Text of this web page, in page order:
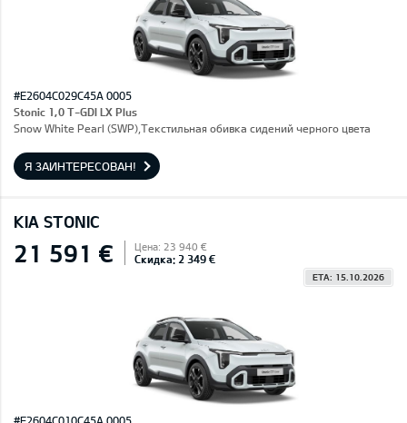
#E2604C029C45A 0005
Stonic 1,0 T-GDI LX Plus
Snow White Pearl (SWP),Текстильная обивка сидений черного цвета
Я ЗАИНТЕРЕСОВАН!
KIA STONIC
21 591 € Цена: 23 940 €
Скидка: 2 349 €
ETA: 15.10.2026
#E2604C010C45A 0005